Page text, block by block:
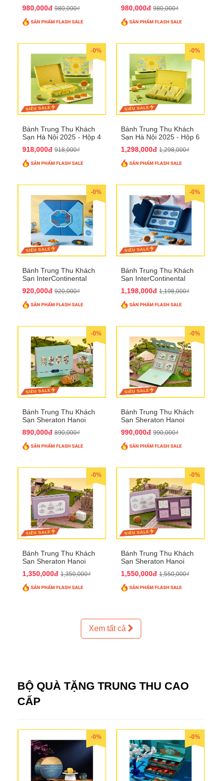
QTTT30
980,000đ 980,000₫
QTTT31
980,000đ 980,000₫
-0%
Bánh Trung Thu Khách
Sạn Hà Nội 2025 - Hộp 4
918,000đ 918,000₫
-0%
Bánh Trung Thu Khách
Sạn Hà Nội 2025 - Hộp 6
1,298,000đ 1,298,000₫
-0%
Bánh Trung Thu Khách
Sạn InterContinental
QTTT26
920,000đ 920,000₫
-0%
Bánh Trung Thu Khách
Sạn InterContinental
QTTT27
1,198,000đ 1,198,000₫
-0%
Bánh Trung Thu Khách
Sạn Sheraton Hanoi
890,000đ 890,000₫
-0%
Bánh Trung Thu Khách
Sạn Sheraton Hanoi
990,000đ 990,000₫
-0%
Bánh Trung Thu Khách
Sạn Sheraton Hanoi
1,350,000đ 1,350,000₫
-0%
Bánh Trung Thu Khách
Sạn Sheraton Hanoi
1,550,000đ 1,550,000₫
Xem tất cả
BỘ QUÀ TẶNG TRUNG THU CAO
CẤP
-0% -0%